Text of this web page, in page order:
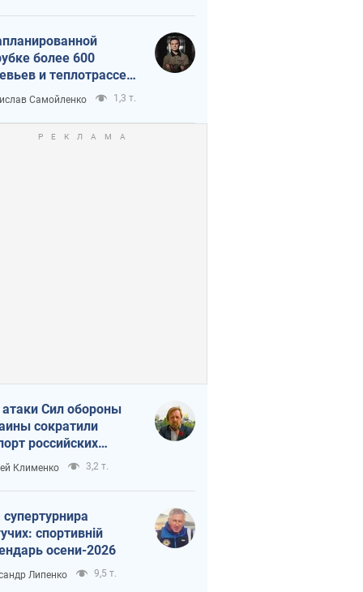
более 600
и теплотрассе:
на
в Киеве
Самойленко 1,3 т.
атаки Сил обороны
сократили
российских
Клименко 3,2 т.
спортивній
осени-2026
Липенко 9,5 т.